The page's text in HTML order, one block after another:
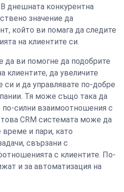
днешната конкурентна
значение да
който ви помага да следите
на клиентите си.
да ви помогне да подобрите
клиентите, да увеличите
си и да управлявате по-добре
Тя може също така да
по-силни взаимоотношения с
CRM системата може да
и пари, като
свързани с
с клиентите. По-
и за автоматизация на